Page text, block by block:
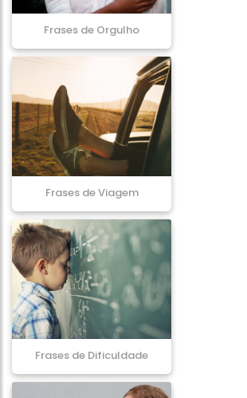
Frases de Orgulho
Frases de Viagem
Frases de Dificuldade